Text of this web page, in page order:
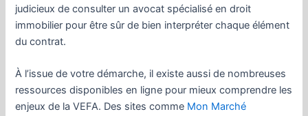
judicieux de consulter un avocat spécialisé en droit
immobilier pour être sûr de bien interpréter chaque élément
du contrat.
À l’issue de votre démarche, il existe aussi de nombreuses
ressources disponibles en ligne pour mieux comprendre les
enjeux de la VEFA. Des sites comme Mon Marché